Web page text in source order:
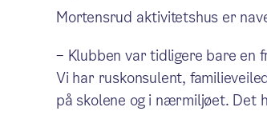
Mortensrud aktivitetshus er
– Klubben var tidligere bare en
Vi har ruskonsulent,
på skolene og i nærmiljøet. Det